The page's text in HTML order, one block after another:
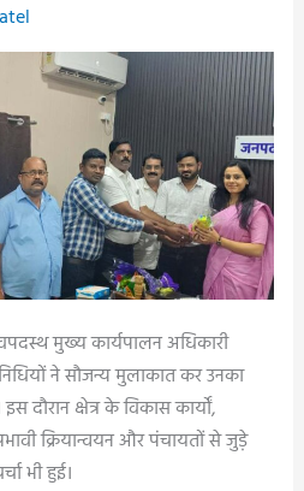
मुख्य कार्यपालन अधिकारी
ने सौजन्य मुलाकात कर उनका
दौरान क्षेत्र के विकास कार्यों,
क्रियान्वयन और पंचायतों से जुड़े
भी हुई।